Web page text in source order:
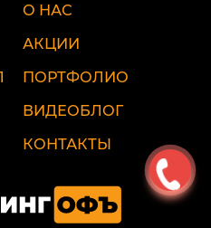
О НАС
АКЦИИ
ПОРТФОЛИО
ВИДЕОБЛОГ
КОНТАКТЫ